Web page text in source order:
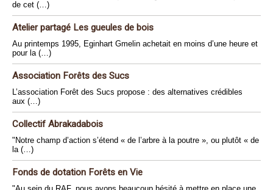
de cet (…)
Atelier partagé Les gueules de bois
Au printemps 1995, Eginhart Gmelin achetait en moins d’une heure et
pour la (…)
Association Forêts des Sucs
L’association Forêt des Sucs propose : des alternatives crédibles
aux (…)
Collectif Abrakadabois
"Notre champ d’action s’étend « de l’arbre à la poutre », ou plutôt « de
la (…)
Fonds de dotation Forêts en Vie